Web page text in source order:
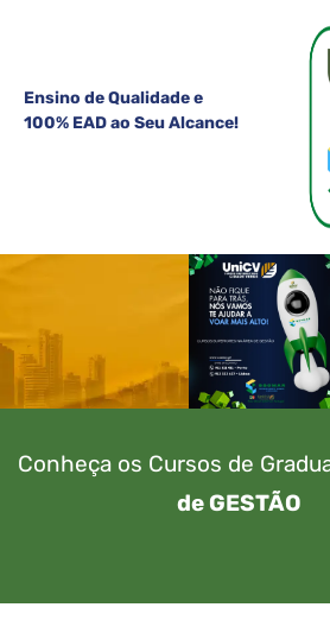
Ensino de Qualidade e
100% EAD ao Seu Alcance!
Conheça os Cursos de
de GESTÃO